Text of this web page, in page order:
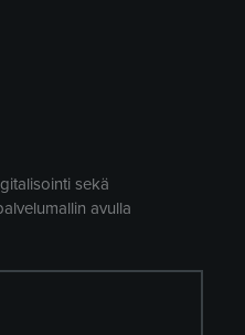
sekä
avulla